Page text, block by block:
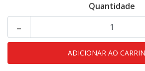
Quantidade
-